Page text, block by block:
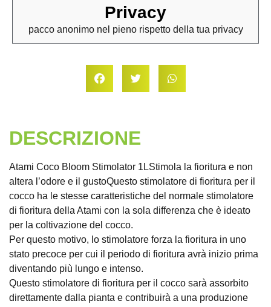
Privacy
pacco anonimo nel pieno rispetto della tua privacy
DESCRIZIONE
Atami Coco Bloom Stimolator 1LStimola la fioritura e non
altera l’odore e il gustoQuesto stimolatore di fioritura per il
cocco ha le stesse caratteristiche del normale stimolatore
di fioritura della Atami con la sola differenza che è ideato
per la coltivazione del cocco.
Per questo motivo, lo stimolatore forza la fioritura in uno
stato precoce per cui il periodo di fioritura avrà inizio prima
diventando più lungo e intenso.
Questo stimolatore di fioritura per il cocco sarà assorbito
direttamente dalla pianta e contribuirà a una produzione